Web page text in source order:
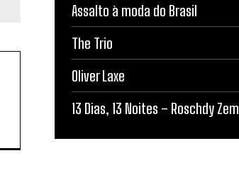
Assalto à moda do Brasil
The Trio
Oliver Laxe
13 Dias, 13 Noites – Roschdy Zem